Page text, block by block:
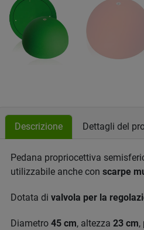
Descrizione Dettagli del
Pedana propriocettiva
utilizzabile anche con scarpe
Dotata di valvola per la
Diametro 45 cm, altezza 23 cm,